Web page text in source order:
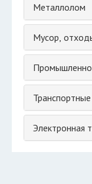
Металлолом
Мусор,
Электронная